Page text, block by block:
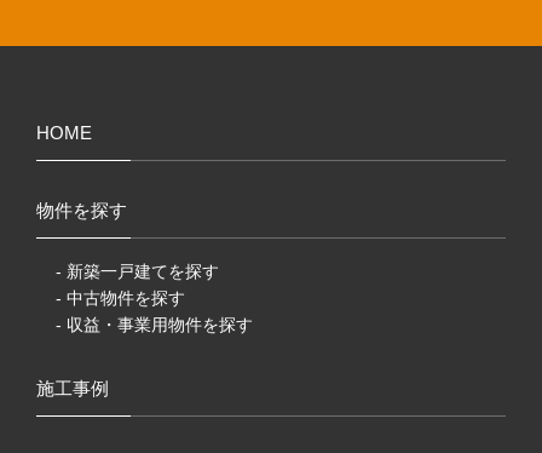
HOME
物件を探す
- 新築一戸建てを探す
- 中古物件を探す
- 収益・事業用物件を探す
施工事例